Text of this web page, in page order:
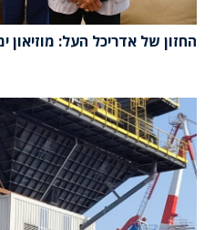
החזון של אדריכל העל: מוזיאון